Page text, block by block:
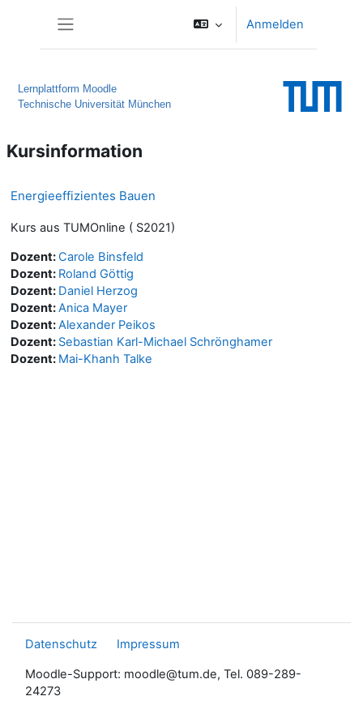
Anmelden
Lernplattform Moodle
Technische Universität München
Kursinformation
Energieeffizientes Bauen
Kurs aus TUMOnline ( S2021)
Dozent:Carole Binsfeld
Dozent: Roland Göttig
Dozent: Daniel Herzog
Dozent:Anica Mayer
Dozent:Alexander Peikos
Dozent: Sebastian Karl-Michael Schrönghamer
Dozent: Mai-Khanh Talke
Datenschutz Impressum
Moodle-Support: moodle@tum.de, Tel. 089-289-
24273